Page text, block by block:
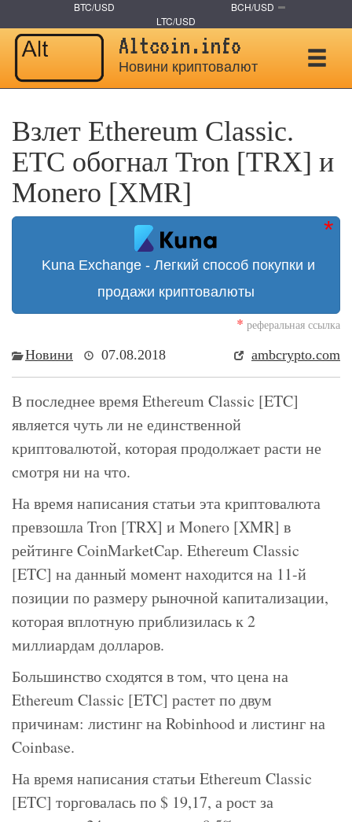
BTC/USD
BCH/USD
LTC/USD
Altcoin.info
Новини криптовалют
Взлет Ethereum Classic.
ETC обогнал Tron [TRX] и
Monero [XMR]
Kuna Exchange - Легкий способ покупки и
продажи криптовалюты
* реферальная ссылка
Новини 07.08.2018 ambcrypto.com
В последнее время Ethereum Classic [ETC]
является чуть ли не единственной
криптовалютой, которая продолжает расти не
смотря ни на что.
На время написания статьи эта криптовалюта
превзошла Tron [TRX] и Monero [XMR] в
рейтинге CoinMarketCap. Ethereum Classic
[ETC] на данный момент находится на 11-й
позиции по размеру рыночной капитализации,
которая вплотную приблизилась к 2
миллиардам долларов.
Большинство сходятся в том, что цена на
Ethereum Classic [ETC] растет по двум
причинам: листинг на Robinhood и листинг на
Coinbase.
На время написания статьи Ethereum Classic
[ETC] торговалась по $ 19,17, а рост за